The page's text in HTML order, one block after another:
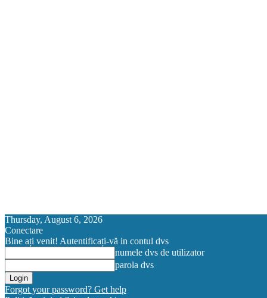
Thursday, August 6, 2026
Conectare
Bine ați venit! Autentificați-vă in contul dvs
numele dvs de utilizator
parola dvs
Forgot your password? Get help